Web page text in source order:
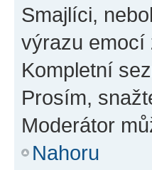
Smajlíci,
výrazu emocí
Kompletní
Prosím,
Moderátor
Nahoru